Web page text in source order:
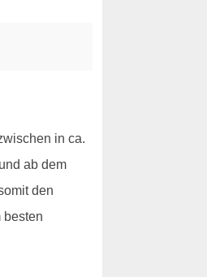
in ca.
ab dem
den
besten